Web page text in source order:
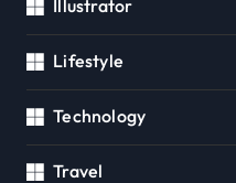
Illustrator
Lifestyle
Technology
Travel